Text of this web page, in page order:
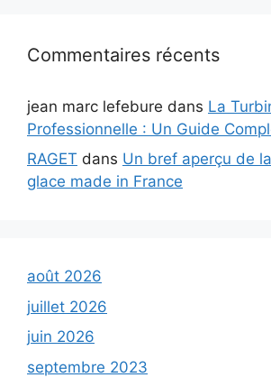
Commentaires récents
jean marc lefebure dans La
Professionnelle : Un Guide
RAGET dans Un bref aperçu de
glace made in France
août 2026
juillet 2026
juin 2026
septembre 2023